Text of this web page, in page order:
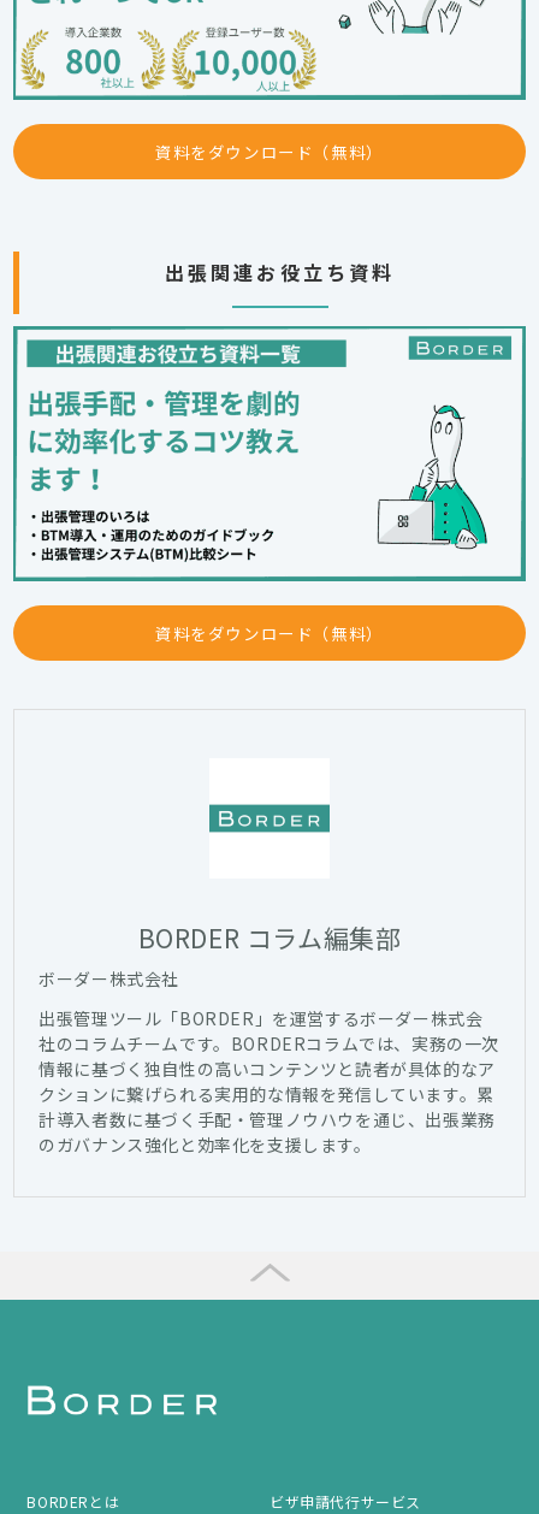
資料をダウンロード（無料）
出張関連お役立ち資料
資料をダウンロード（無料）
BORDER コラム編集部
ボーダー株式会社
出張管理ツール「BORDER」を運営するボーダー株式会
社のコラムチームです。BORDERコラムでは、実務の一次
情報に基づく独自性の高いコンテンツと読者が具体的なア
クションに繋げられる実用的な情報を発信しています。累
計導入者数に基づく手配・管理ノウハウを通じ、出張業務
のガバナンス強化と効率化を支援します。
BORDERとは ビザ申請代行サービス